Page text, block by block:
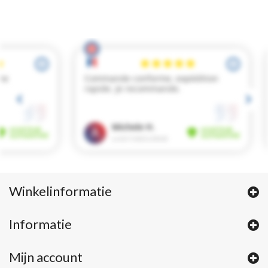
Winkelinformatie
Informatie
Mijn account